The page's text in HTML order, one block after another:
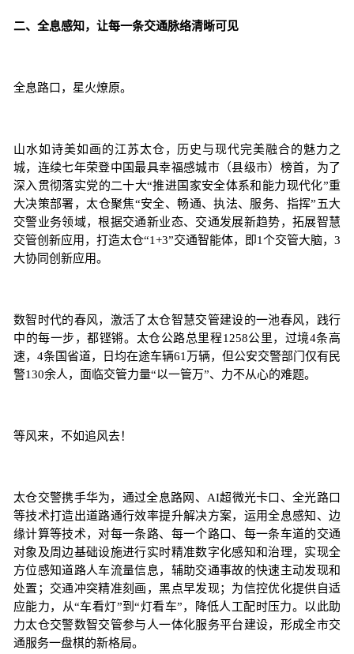
二、全息感知，让每一条交通脉络清晰可见
全息路口，星火燎原。
山水如诗美如画的江苏太仓，历史与现代完美融合的魅力之
城，连续七年荣登中国最具幸福感城市（县级市）榜首，为了
深入贯彻落实党的二十大“推进国家安全体系和能力现代化”重
大决策部署，太仓聚焦“安全、畅通、执法、服务、指挥”五大
交警业务领域，根据交通新业态、交通发展新趋势，拓展智慧
交管创新应用，打造太仓“1+3”交通智能体，即1个交管大脑，3
大协同创新应用。
数智时代的春风，激活了太仓智慧交管建设的一池春风，践行
中的每一步，都铿锵。太仓公路总里程1258公里，过境4条高
速，4条国省道，日均在途车辆61万辆，但公安交警部门仅有民
警130余人，面临交管力量“以一管万”、力不从心的难题。
等风来，不如追风去！
太仓交警携手华为，通过全息路网、AI超微光卡口、全光路口
等技术打造出道路通行效率提升解决方案，运用全息感知、边
缘计算等技术，对每一条路、每一个路口、每一条车道的交通
对象及周边基础设施进行实时精准数字化感知和治理，实现全
方位感知道路人车流量信息，辅助交通事故的快速主动发现和
处置；交通冲突精准刻画，黑点早发现；为信控优化提供自适
应能力，从“车看灯”到“灯看车”，降低人工配时压力。以此助
力太仓交警数智交管参与人一体化服务平台建设，形成全市交
通服务一盘棋的新格局。